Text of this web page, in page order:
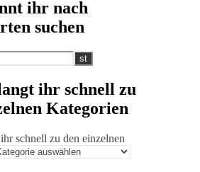
ihr nach
suchen
ihr schnell zu
Kategorien
schnell zu den einzelnen